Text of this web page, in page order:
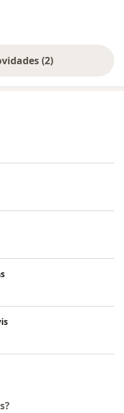
assinado com a
o seu convênio e
Mostrar mais novidades (2)